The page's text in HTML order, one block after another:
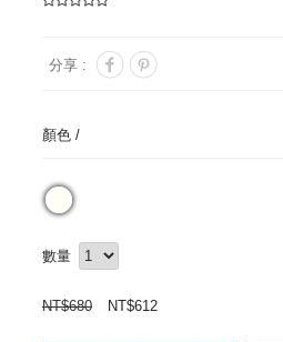
分享 :
顏色 /
數量
NT$680 NT$612